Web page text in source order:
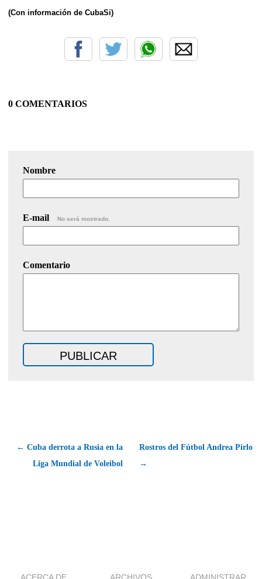
(Con información de CubaSi)
0 COMENTARIOS
Nombre
E-mail No será mostrado.
Comentario
← Cuba derrota a Rusia en la
Liga Mundial de Voleibol
Rostros del Fútbol Andrea Pirlo
→
ACERCA DE ARCHIVOS ADMINISTRAR